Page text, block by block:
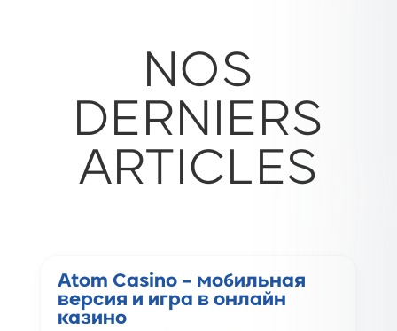
NOS
DERNIERS
ARTICLES
Atom Casino – мобильная
версия и игра в онлайн
казино